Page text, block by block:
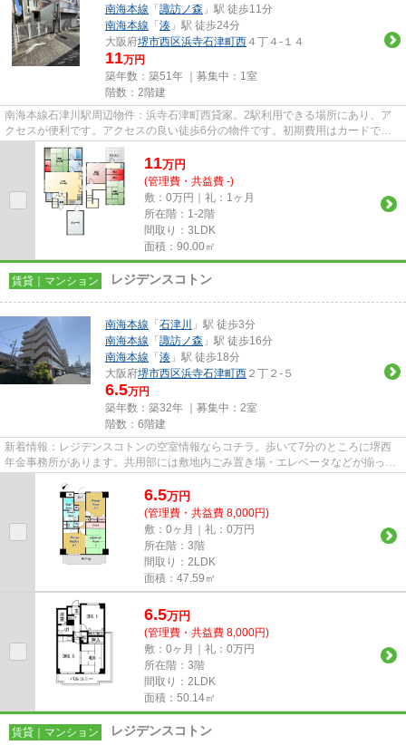
南海本線 「 諏訪ノ森 」駅 徒歩11分
南海本線 「 湊 」駅 徒歩24分
大阪府堺市西区浜寺石津町西 ４丁４-１４
11万円
築年数：築51年 ｜募集中： 1室
階数：2階建
南海本線石津川駅周辺物件：浜寺石津町西貸家。2駅利用できる場所にあり、ア
クセスが便利です。アクセスの良い徒歩6分の物件です。初期費用はカードで決
済いただけます。あなたの条件...
11万円
(管理費・共益費 -)
敷：0万円｜礼：1ヶ月
所在階：1-2階
間取り：3LDK
面積：90.00㎡
賃貸｜マンション レジデンスコトン
南海本線 「 石津川
」駅 徒歩3分
南海本線 「 諏訪ノ森 」駅 徒歩16分
南海本線 「 湊 」駅 徒歩18分
大阪府堺市西区浜寺石津町西 ２丁２-５
6.5万円
築年数：築32年 ｜募集中： 2室
階数：6階建
新着情報：レジデンスコトンの空室情報ならコチラ。歩いて7分のところに堺西
年金事務所があります。共用部には敷地内ごみ置き場・エレベータなどが揃って
6.5万円
(管理費・共益費 8,000円)
敷：0ヶ月｜礼：0万円
所在階：3階
間取り：2LDK
面積：47.59㎡
6.5万円
(管理費・共益費 8,000円)
敷：0ヶ月｜礼：0万円
所在階：3階
間取り：2LDK
面積：50.14㎡
賃貸｜マンション レジデンスコトン